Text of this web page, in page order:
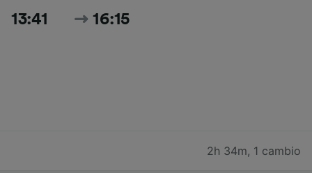
13:41 16:15
2h 34m, 1 cambio